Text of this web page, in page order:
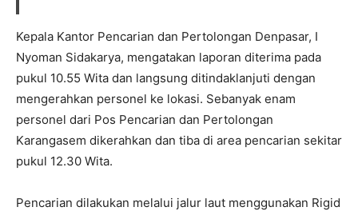
Kepala Kantor Pencarian dan Pertolongan Denpasar, I
Nyoman Sidakarya, mengatakan laporan diterima pada
pukul 10.55 Wita dan langsung ditindaklanjuti dengan
mengerahkan personel ke lokasi. Sebanyak enam
personel dari Pos Pencarian dan Pertolongan
Karangasem dikerahkan dan tiba di area pencarian sekitar
pukul 12.30 Wita.
Pencarian dilakukan melalui jalur laut menggunakan Rigid